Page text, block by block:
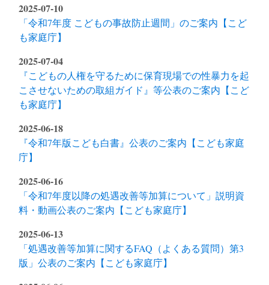
2025-07-10
「令和7年度 こどもの事故防止週間」のご案内【こど
も家庭庁】
2025-07-04
『こどもの人権を守るために保育現場での性暴力を起
こさせないための取組ガイド』等公表のご案内【こど
も家庭庁】
2025-06-18
『令和7年版こども白書』公表のご案内【こども家庭
庁】
2025-06-16
「令和7年度以降の処遇改善等加算について」説明資
料・動画公表のご案内【こども家庭庁】
2025-06-13
「処遇改善等加算に関するFAQ（よくある質問）第3
版」公表のご案内【こども家庭庁】